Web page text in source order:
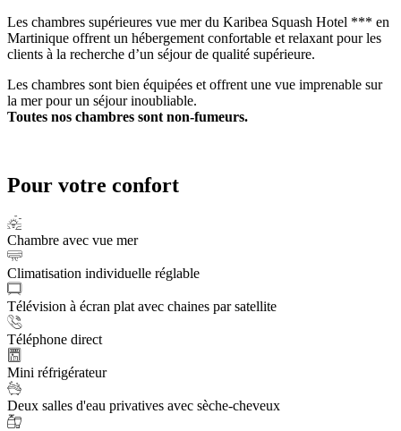
Les chambres supérieures vue mer du Karibea Squash Hotel *** en
Martinique offrent un hébergement confortable et relaxant pour les
clients à la recherche d’un séjour de qualité supérieure.
Les chambres sont bien équipées et offrent une vue imprenable sur
la mer pour un séjour inoubliable.
Toutes nos chambres sont non-fumeurs.
Pour votre confort
Chambre avec vue mer
Climatisation individuelle réglable
Télévision à écran plat avec chaines par satellite
Téléphone direct
Mini réfrigérateur
Deux salles d'eau privatives avec sèche-cheveux